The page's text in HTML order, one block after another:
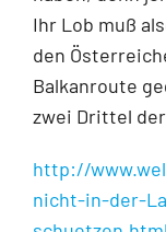
Ihr Lob muß
den
Balkanroute
zwei Drittel
http://
nicht-in-der-